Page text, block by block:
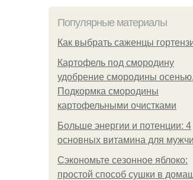
Популярные материалы
Как выбрать саженцы
Картофель под смородину
удобрение смородины осенью.
Подкормка смородины
картофельными очистками
Больше энергии и потенции: 4
основных витамина для
Сэкономьте сезонное яблоко:
простой способ сушки в